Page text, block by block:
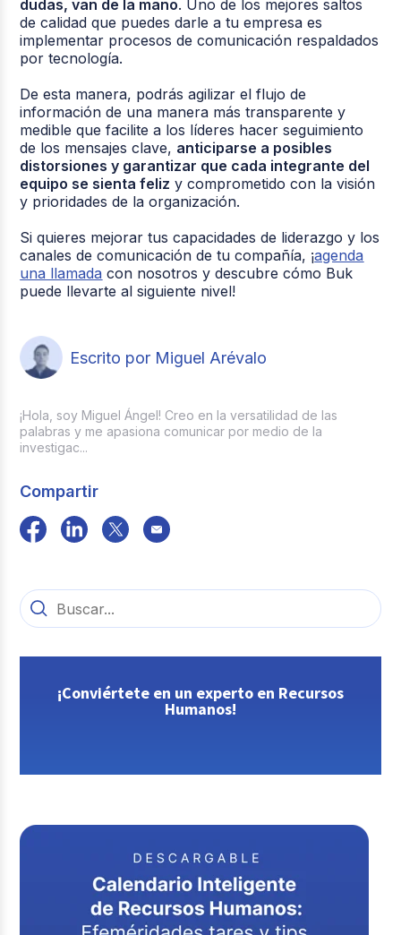
dudas, van de la mano. Uno de los mejores saltos
de calidad que puedes darle a tu empresa es
implementar procesos de comunicación respaldados
por tecnología.
De esta manera, podrás agilizar el flujo de
información de una manera más transparente y
medible que facilite a los líderes hacer seguimiento
de los mensajes clave, anticiparse a posibles
distorsiones y garantizar que cada integrante del
equipo se sienta feliz y comprometido con la visión
y prioridades de la organización.
Si quieres mejorar tus capacidades de liderazgo y los
canales de comunicación de tu compañía, ¡agenda
una llamada con nosotros y descubre cómo Buk
puede llevarte al siguiente nivel!
Escrito por Miguel Arévalo
¡Hola, soy Miguel Ángel! Creo en la versatilidad de las
palabras y me apasiona comunicar por medio de la
investigac...
Compartir
¡Conviértete en un experto en Recursos
Humanos!